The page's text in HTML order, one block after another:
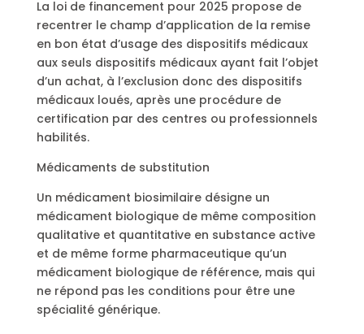
La loi de financement pour 2025 propose de
recentrer le champ d’application de la remise
en bon état d’usage des dispositifs médicaux
aux seuls dispositifs médicaux ayant fait l’objet
d’un achat, à l’exclusion donc des dispositifs
médicaux loués, après une procédure de
certification par des centres ou professionnels
habilités.
Médicaments de substitution
Un médicament biosimilaire désigne un
médicament biologique de même composition
qualitative et quantitative en substance active
et de même forme pharmaceutique qu’un
médicament biologique de référence, mais qui
ne répond pas les conditions pour être une
spécialité générique.